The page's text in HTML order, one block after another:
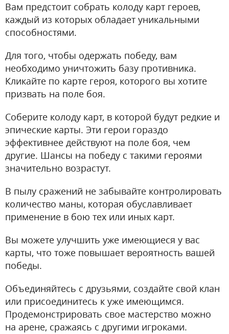
Вам предстоит собрать колоду карт героев,
каждый из которых обладает уникальными
способностями.
Для того, чтобы одержать победу, вам
необходимо уничтожить базу противника.
Кликайте по карте героя, которого вы хотите
призвать на поле боя.
Соберите колоду карт, в которой будут редкие и
эпические карты. Эти герои гораздо
эффективнее действуют на поле боя, чем
другие. Шансы на победу с такими героями
значительно возрастут.
В пылу сражений не забывайте контролировать
количество маны, которая обуславливает
применение в бою тех или иных карт.
Вы можете улучшить уже имеющиеся у вас
карты, что тоже повышает вероятность вашей
победы.
Объединяйтесь с друзьями, создайте свой клан
или присоединитесь к уже имеющимся.
Продемонстрировать свое мастерство можно
на арене, сражаясь с другими игроками.